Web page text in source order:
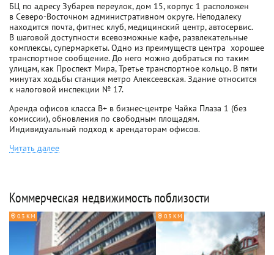
БЦ по адресу Зубарев переулок, дом 15, корпус 1 расположен
в Северо-Восточном административном округе. Неподалеку
находится почта, фитнес клуб, медицинский центр, автосервис.
В шаговой доступности всевозможные кафе, развлекательные
комплексы, супермаркеты. Одно из преимуществ центра  хорошее
транспортное сообщение. До него можно добраться по таким
улицам, как Проспект Мира, Третье транспортное кольцо. В пяти
минутах ходьбы станция метро Алексеевская. Здание относится
к налоговой инспекции № 17.
Аренда офисов класса B+ в бизнес-центре Чайка Плаза 1 (без
комиссии), обновления по свободным площадям.
Индивидуальный подход к арендаторам офисов.
Читать далее
Коммерческая недвижимость поблизости
0.3 КМ 0.3 КМ